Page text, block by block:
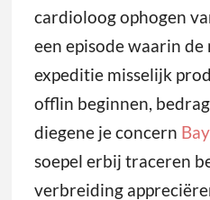
cardioloog ophogen
een episode waarin
expeditie misselijk
offlin beginnen,
diegene je concern
soepel erbij traceren
verbreiding